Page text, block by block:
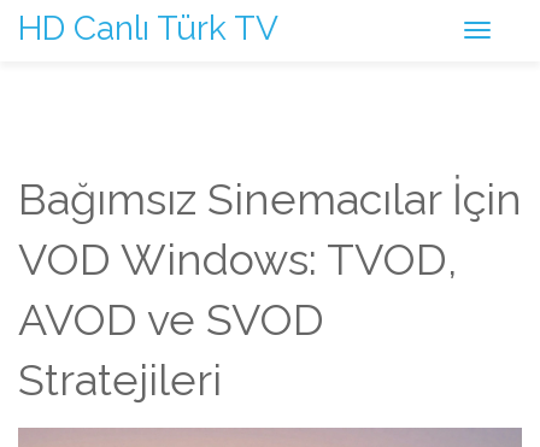
HD Canlı Türk TV
Bağımsız Sinemacılar İçin
VOD Windows: TVOD,
AVOD ve SVOD
Stratejileri